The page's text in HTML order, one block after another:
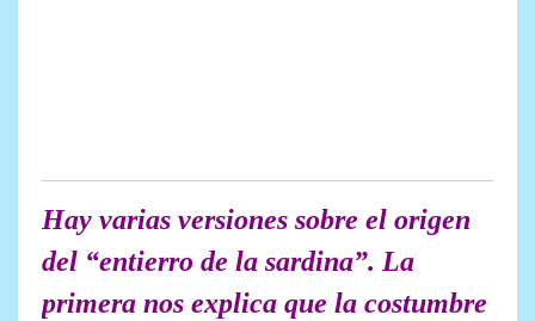
Hay varias versiones sobre el origen
del “entierro de la sardina”. La
primera nos explica que la costumbre